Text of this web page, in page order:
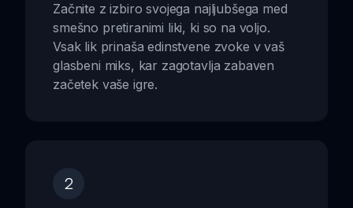
Začnite z izbiro svojega najljubšega med
smešno pretiranimi liki, ki so na voljo.
Vsak lik prinaša edinstvene zvoke v vaš
glasbeni miks, kar zagotavlja zabaven
začetek vaše igre.
2